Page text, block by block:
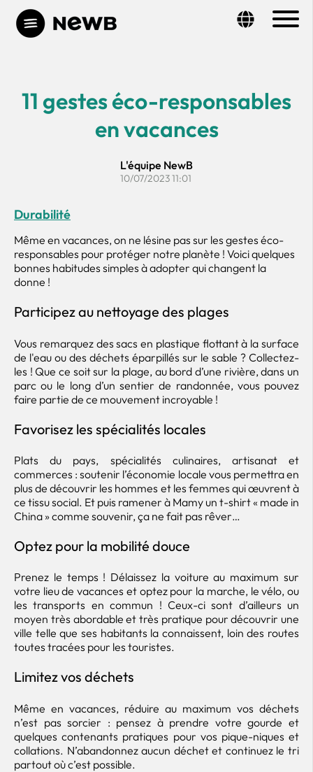
11 gestes éco-responsables
en vacances
L'équipe NewB
10/07/2023 11:01
Durabilité
Même en vacances, on ne lésine pas sur les gestes éco-
responsables pour protéger notre planète ! Voici quelques
bonnes habitudes simples à adopter qui changent la
donne !
Participez au nettoyage des plages
Vous remarquez des sacs en plastique flottant à la surface
de l'eau ou des déchets éparpillés sur le sable ? Collectez-
les ! Que ce soit sur la plage, au bord d’une rivière, dans un
parc ou le long d’un sentier de randonnée, vous pouvez
faire partie de ce mouvement incroyable !
Favorisez les spécialités locales
Plats du pays, spécialités culinaires, artisanat et
commerces : soutenir l’économie locale vous permettra en
plus de découvrir les hommes et les femmes qui œuvrent à
ce tissu social. Et puis ramener à Mamy un t-shirt « made in
China » comme souvenir, ça ne fait pas rêver…
Optez pour la mobilité douce
Prenez le temps ! Délaissez la voiture au maximum sur
votre lieu de vacances et optez pour la marche, le vélo, ou
les transports en commun ! Ceux-ci sont d’ailleurs un
moyen très abordable et très pratique pour découvrir une
ville telle que ses habitants la connaissent, loin des routes
toutes tracées pour les touristes.
Limitez vos déchets
Même en vacances, réduire au maximum vos déchets
n’est pas sorcier : pensez à prendre votre gourde et
quelques contenants pratiques pour vos pique-niques et
collations. N’abandonnez aucun déchet et continuez le tri
partout où c’est possible.